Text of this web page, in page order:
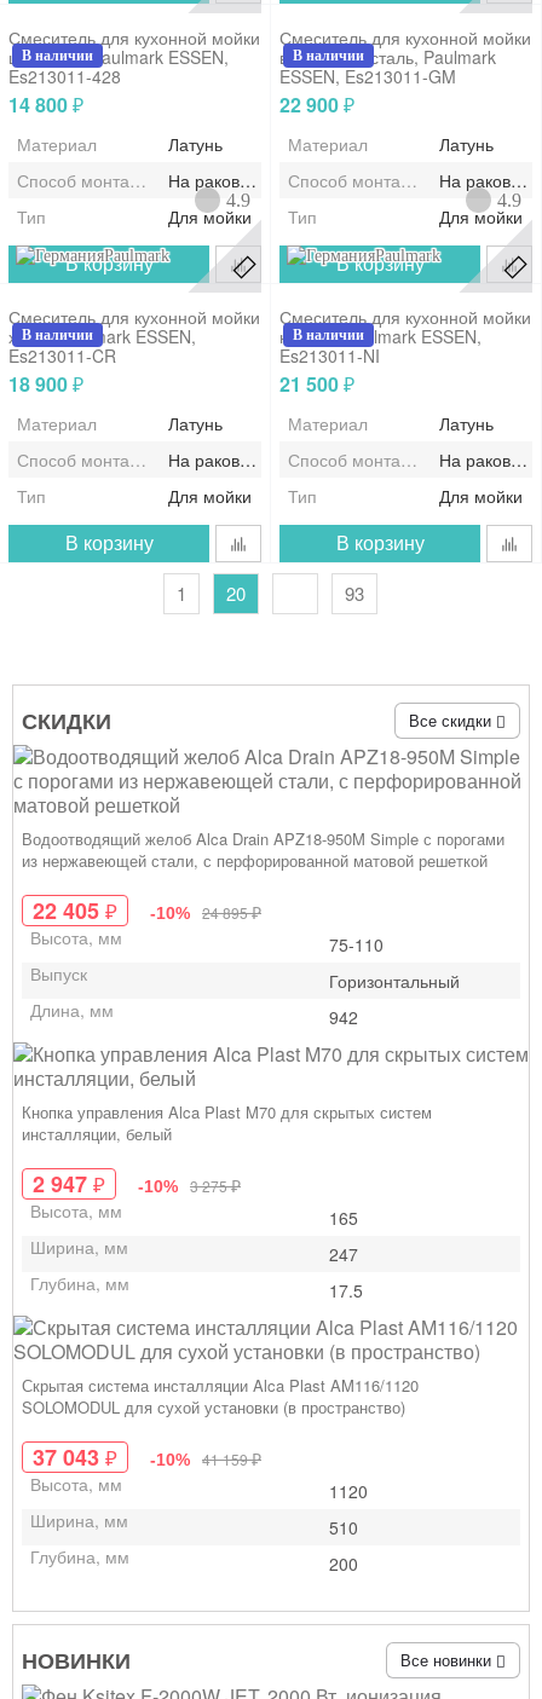
В наличии
Смеситель для кухонной мойки
шампань, Paulmark ESSEN,
Es213011-428
14 800₽
Материал
Латунь
Способ монтажа/установкиНа раковину/мойку
Тип
Для мойки
В корзину
В наличии
Смеситель для кухонной мойки
вороненая сталь, Paulmark
ESSEN, Es213011-GM
22 900₽
Материал
Латунь
Способ монтажа/установки
На
Тип
Для мойки
В корзину
Paulmark
4.9
В наличии
Смеситель для кухонной мойки
хром, Paulmark ESSEN,
Es213011-CR
18 900₽
Материал
Латунь
Способ монтажа/установкиНа раковину/мойку
Тип
Для мойки
В корзину
Paulmark
4.9
В наличии
Смеситель для кухонной мойки
никель, Paulmark ESSEN,
Es213011-NI
21 500₽
Материал
Латунь
Способ монтажа/установки
На
Тип
Для мойки
В корзину
1 20 93
СКИДКИ Все скидки
Водоотводящий желоб Alca Drain APZ18-950M Simple с порогами
из нержавеющей стали, с перфорированной матовой решеткой
22 405 ₽ -10% 24 895₽
Высота, мм
75-110
Выпуск
Горизонтальный
Длина, мм
942
Кнопка управления Alca Plast M70 для скрытых систем
инсталляции, белый
2 947 ₽ -10% 3 275₽
Высота, мм
165
Ширина, мм
247
Глубина, мм
17.5
Скрытая система инсталляции Alca Plast AM116/1120
SOLOMODUL для сухой установки (в пространство)
37 043 ₽ -10% 41 159₽
Высота, мм
1120
Ширина, мм
510
Глубина, мм
200
НОВИНКИ Все новинки